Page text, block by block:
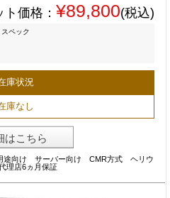
ト価格： ¥89,800(税込)
スペック
庫状況
庫なし
はこちら
途向け サーバー向け CMR方式 ヘリウ
理店6ヵ月保証